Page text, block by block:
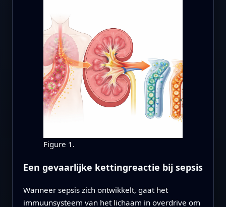
Figure 1.
Een gevaarlijke kettingreactie bij sepsis
Wanneer sepsis zich ontwikkelt, gaat het
immuunsysteem van het lichaam in overdrive om